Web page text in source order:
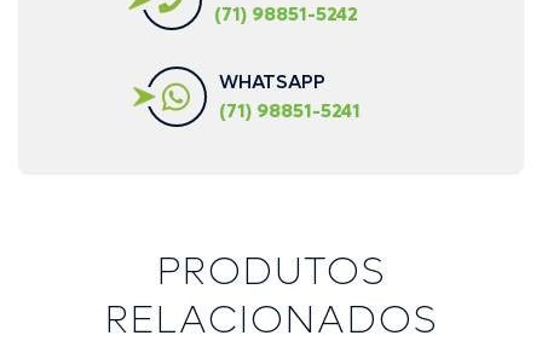
(71) 98851-5242
WHATSAPP
(71) 98851-5241
PRODUTOS
RELACIONADOS